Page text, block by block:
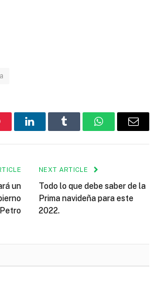
LinkedInTumblr WhatsAppEmail
un
Petro
NEXT ARTICLE
Todo lo que debe saber de la
Prima navideña para este
2022.